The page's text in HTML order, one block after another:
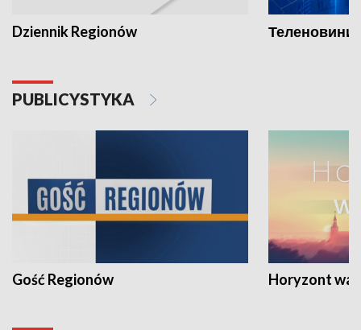
Dziennik Regionów Теленовини
PUBLICYSTYKA
Gość Regionów Horyzont